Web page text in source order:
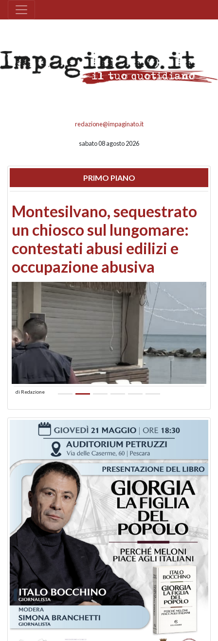
redazione@impaginato.it
sabato 08 agosto 2026
PRIMO PIANO
Montesilvano, sequestrato
un chiosco sul lungomare:
contestati abusi edilizi e
occupazione abusiva
di Redazione